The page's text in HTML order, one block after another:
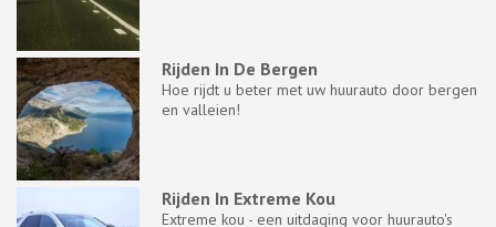
Rijden In De Bergen
Hoe rijdt u beter met uw huurauto door bergen
en valleien!
Rijden In Extreme Kou
Extreme kou - een uitdaging voor huurauto's